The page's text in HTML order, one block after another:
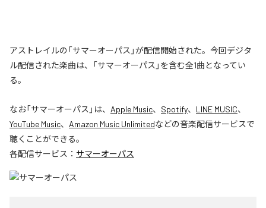
アストレイルの「サマーオーパス」が配信開始された。今回デジタ
ル配信された楽曲は、「サマーオーパス」を含む全1曲となってい
る。
なお「サマーオーパス 」は、 Apple Music、 Spotify、 LINE MUSIC、
YouTube Music、 Amazon Music Unlimitedなどの音楽配信サービスで
聴くことができる。
各配信サービス： サマーオーパス